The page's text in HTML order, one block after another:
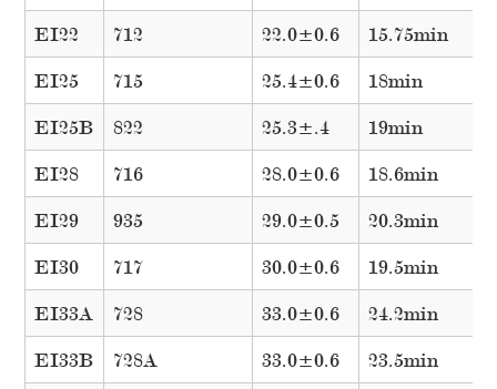
EI22
712 22.0±0.6
15.75min
EI25
715 25.4±0.6
18min
EI25B
822 25.3±.4
19min
EI28
716 28.0±0.6
18.6min
EI29
935 29.0±0.5
20.3min
EI30
717 30.0±0.6
19.5min
EI33A
728 33.0±0.6
24.2min
EI33B
728A 33.0±0.6
23.5min